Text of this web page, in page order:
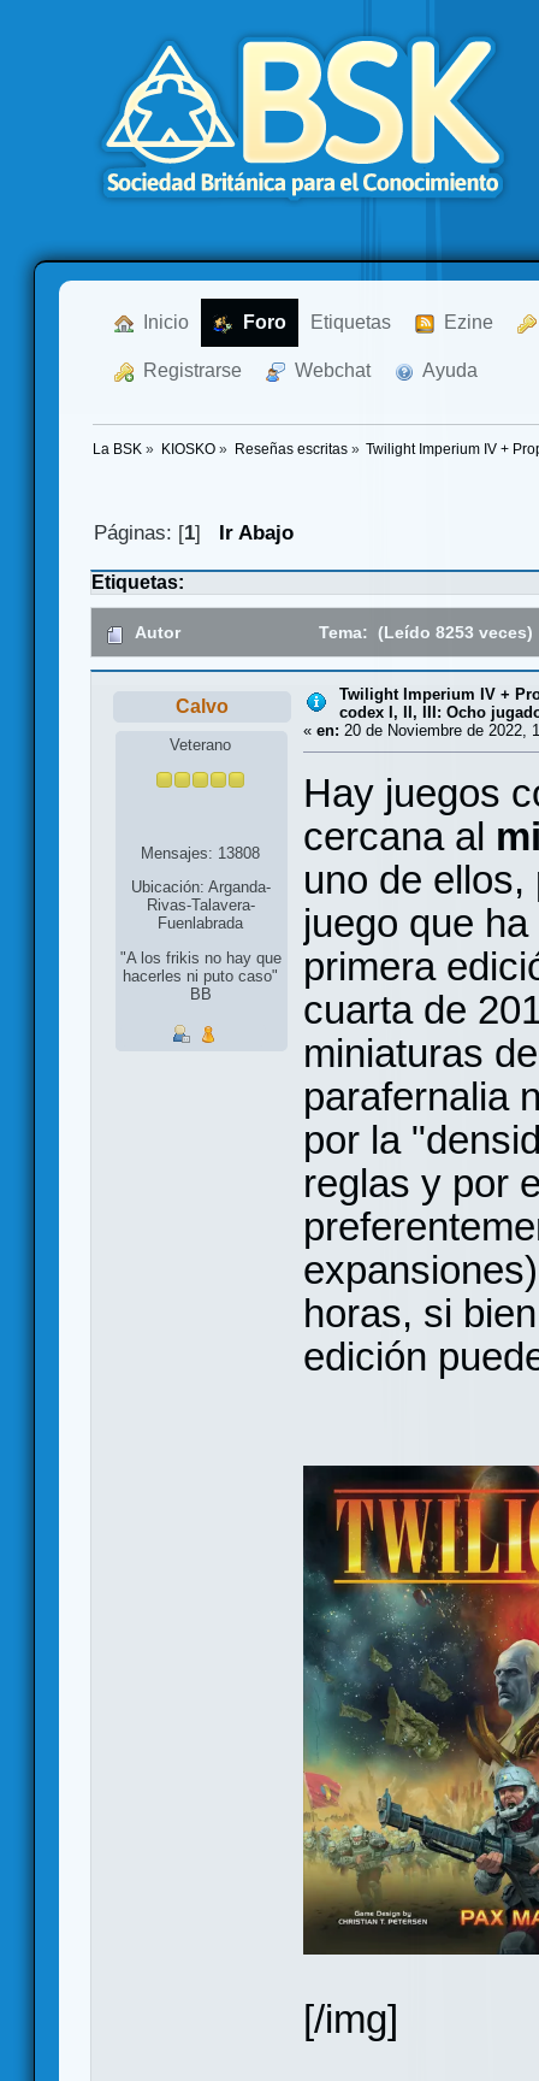
Inicio Foro Etiquetas Ezine
Registrarse Webchat Ayuda
La BSK » KIOSKO» Reseñas escritas» Twilight Imperium IV +
Páginas: [1] Ir Abajo
Etiquetas:
Autor Tema: (Leído 8253 veces)
Calvo
Veterano
Mensajes: 13808
Ubicación: Arganda-
Rivas-Talavera-
Fuenlabrada
"A los frikis no hay que
hacerles ni puto caso"
BB
Twilight Imperium IV +
codex I, II, III: Ocho
« en: 20 de Noviembre de 2022,
Hay juegos
cercana al
uno de
juego que
primera
cuarta de
miniaturas
parafernalia
por la
reglas y por
horas, si
edición
[/img]